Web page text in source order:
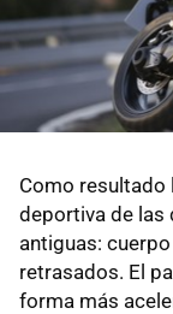
Como resultado
deportiva de las
antiguas:
retrasados. El
forma más